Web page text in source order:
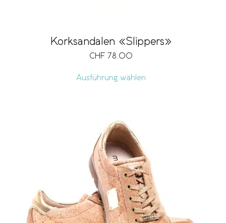
Korksandalen «Slippers»
CHF 78.00
Ausführung wählen